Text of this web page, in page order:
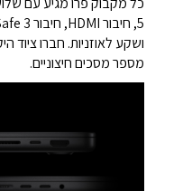
ושקע לאוזניות. חברו ציוד
מספר מסכים חיצוניים.